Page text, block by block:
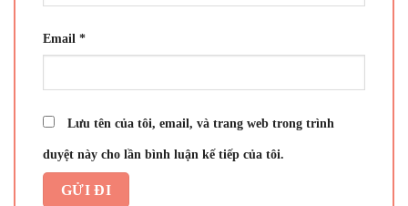
Email *
Lưu tên của tôi, email, và trang web trong trình
duyệt này cho lần bình luận kế tiếp của tôi.